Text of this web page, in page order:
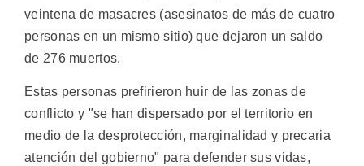
veintena de masacres (asesinatos de más de cuatro
personas en un mismo sitio) que dejaron un saldo
de 276 muertos.
Estas personas prefirieron huir de las zonas de
conflicto y "se han dispersado por el territorio en
medio de la desprotección, marginalidad y precaria
atención del gobierno" para defender sus vidas,